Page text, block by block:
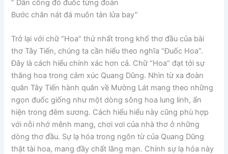
” Dân công đỏ đuốc từng đoàn
Bước chân nát đá muôn tàn lửa bay”
Trở lại với chữ “Hoa” thứ nhất trong khổ thơ đầu của bài
thơ Tây Tiến, chúng ta cần hiểu theo nghĩa “Đuốc Hoa”.
Đây là cách hiểu chính xác hơn cả. Chữ “Hoa” đạt tới sự
thăng hoa trong cảm xúc Quang Dũng. Nhìn từ xa đoàn
quân Tây Tiến hành quân về Mường Lát mang theo những
ngọn đuốc giống như một dòng sông hoa lung linh, ẩn
hiện trong đêm sương. Cách hiểu hiểu này cũng phù hợp
với nỗi nhớ mênh mang, chơi vơi của nhà thơ ở những
dòng thơ đầu. Sự lạ hóa trong ngôn từ của Quang Dũng
thật tài hoa, mang đầy chất lãng mạn. Chính sự lạ hóa này